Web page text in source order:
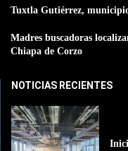
Tuxtla Gutiérrez,
Madres buscadoras
Chiapa de Corzo
NOTICIAS RECIENTES